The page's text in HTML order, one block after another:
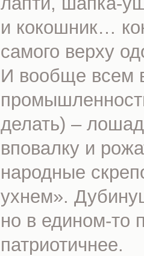
и кокошник…
самого верху
И вообще всем
делать) –
вповалку и
народные
ухнем».
но в едином-то
патриотичнее.